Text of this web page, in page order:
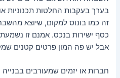
בערך בעקבות החלטות תכנוניות
זה כמו בונוס למקום, שיוצא
כסף ישירות בנכס. אמנם זו
אבל יש פה המון פרטים קטנים
חברות או יזמים שמעורבים